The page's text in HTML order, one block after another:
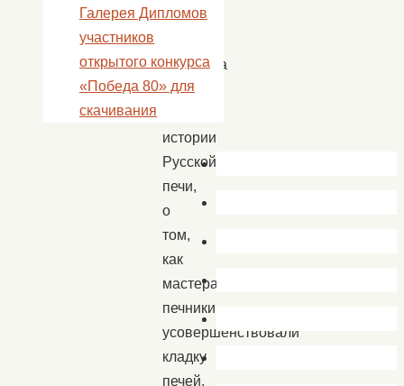
Хозяйка
поведала
гостям
истории
Русской
печи,
о
том,
как
мастера
печники
усовершенствовали
кладку
печей,
Галерея Дипломов
участников
открытого конкурса
«Победа 80» для
скачивания